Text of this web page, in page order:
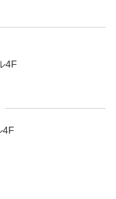
4F
4F